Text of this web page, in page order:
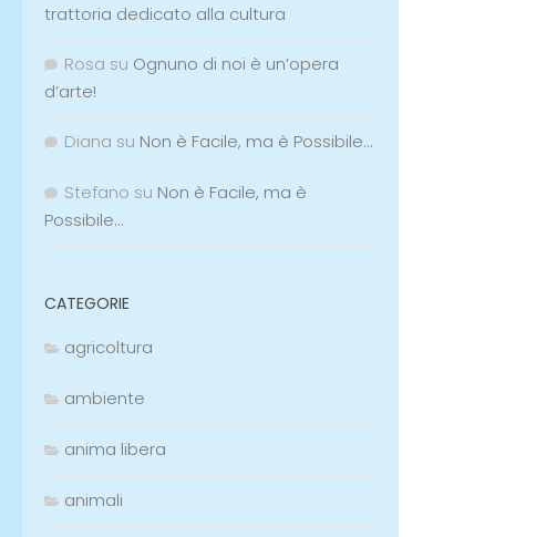
trattoria dedicato alla cultura
Rosa su Ognuno di noi è un’opera
d’arte!
Diana su Non è Facile, ma è Possibile…
Stefano su Non è Facile, ma è
Possibile…
CATEGORIE
agricoltura
ambiente
anima libera
animali